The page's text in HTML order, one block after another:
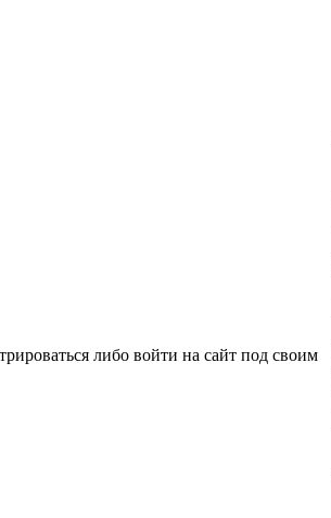
либо войти на сайт под своим